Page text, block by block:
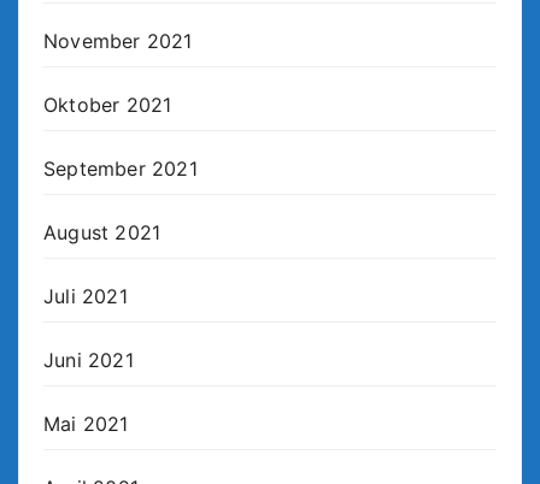
November 2021
Oktober 2021
September 2021
August 2021
Juli 2021
Juni 2021
Mai 2021